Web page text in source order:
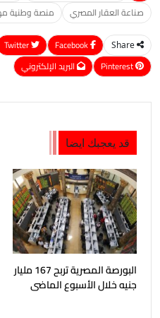
صناعة العقار المصري
منصة وطنية
Share
Pinterest
البريد الإلكتروني
قد يعجبك ايضا
البورصة المصرية تربح 167 مليار
جنيه خلال الأسبوع الماضى